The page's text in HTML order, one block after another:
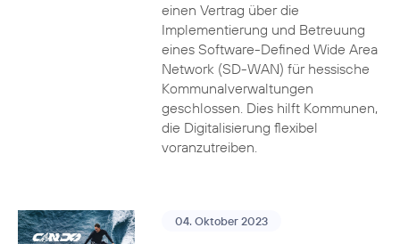
einen Vertrag über die
Implementierung und Betreuung
eines Software-Defined Wide Area
Network (SD-WAN) für hessische
Kommunalverwaltungen
geschlossen. Dies hilft Kommunen,
die Digitalisierung flexibel
voranzutreiben.
04. Oktober 2023